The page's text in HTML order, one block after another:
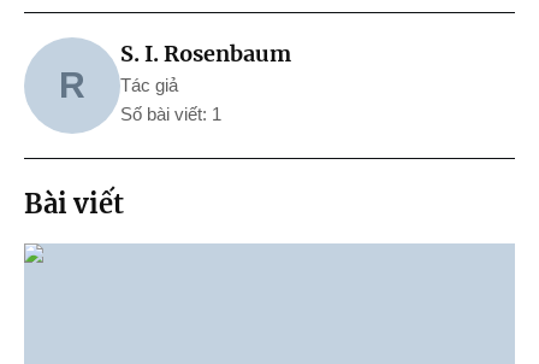
R
S. I. Rosenbaum
Tác giả
Số bài viết: 1
Bài viết